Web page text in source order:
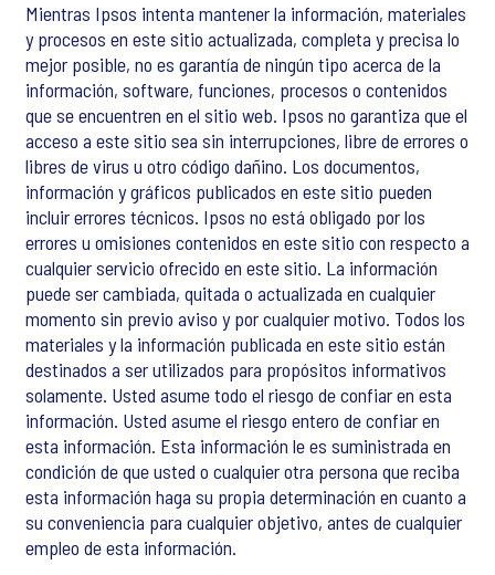
Mientras Ipsos intenta mantener la información, materiales
y procesos en este sitio actualizada, completa y precisa lo
mejor posible, no es garantía de ningún tipo acerca de la
información, software, funciones, procesos o contenidos
que se encuentren en el sitio web. Ipsos no garantiza que el
acceso a este sitio sea sin interrupciones, libre de errores o
libres de virus u otro código dañino. Los documentos,
información y gráficos publicados en este sitio pueden
incluir errores técnicos. Ipsos no está obligado por los
errores u omisiones contenidos en este sitio con respecto a
cualquier servicio ofrecido en este sitio. La información
puede ser cambiada, quitada o actualizada en cualquier
momento sin previo aviso y por cualquier motivo. Todos los
materiales y la información publicada en este sitio están
destinados a ser utilizados para propósitos informativos
solamente. Usted asume todo el riesgo de confiar en esta
información. Usted asume el riesgo entero de confiar en
esta información. Esta información le es suministrada en
condición de que usted o cualquier otra persona que reciba
esta información haga su propia determinación en cuanto a
su conveniencia para cualquier objetivo, antes de cualquier
empleo de esta información.